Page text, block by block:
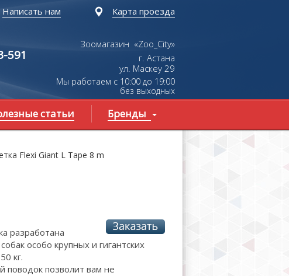
Написать нам Карта проезда
591
Зоомагазин «Zoo_City»
г. Астана
ул. Маскеу29
Мы работаем с 10:00 до 19:00
без выходных
статьи Бренды
Flexi Giant L Tape 8 m
разработана
особо крупных и гигантских
кг.
поводок позволит вам не